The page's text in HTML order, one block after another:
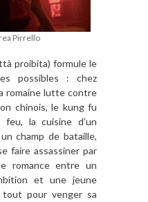
Pirrello
proibita) formule le
possibles : chez
romaine lutte contre
chinois, le kung fu
la cuisine d’un
champ de bataille,
faire assassiner par
romance entre un
et une jeune
pour venger sa